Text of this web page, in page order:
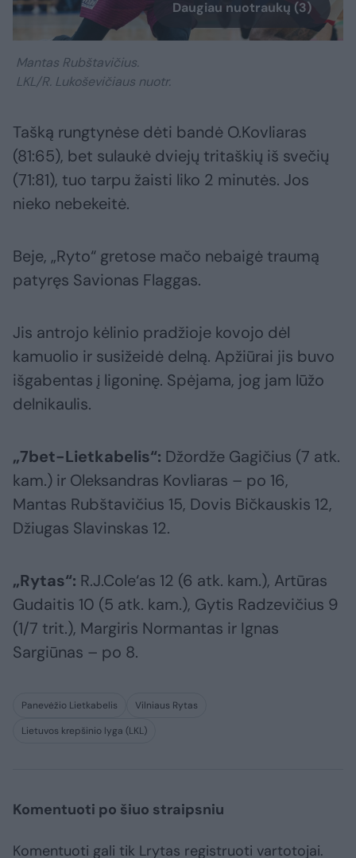
Daugiau nuotraukų (3)
Mantas Rubštavičius.
LKL/R. Lukoševičiaus nuotr.
Tašką rungtynėse dėti bandė O.Kovliaras
(81:65), bet sulaukė dviejų tritaškių iš svečių
(71:81), tuo tarpu žaisti liko 2 minutės. Jos
nieko nebekeitė.
Beje, „Ryto“ gretose mačo nebaigė traumą
patyręs Savionas Flaggas.
Jis antrojo kėlinio pradžioje kovojo dėl
kamuolio ir susižeidė delną. Apžiūrai jis buvo
išgabentas į ligoninę. Spėjama, jog jam lūžo
delnikaulis.
„7bet-Lietkabelis“: Džordže Gagičius (7 atk.
kam.) ir Oleksandras Kovliaras – po 16,
Mantas Rubštavičius 15, Dovis Bičkauskis 12,
Džiugas Slavinskas 12.
„Rytas“: R.J.Cole‘as 12 (6 atk. kam.), Artūras
Gudaitis 10 (5 atk. kam.), Gytis Radzevičius 9
(1/7 trit.), Margiris Normantas ir Ignas
Sargiūnas – po 8.
Panevėžio Lietkabelis
Vilniaus Rytas
Lietuvos krepšinio lyga (LKL)
Komentuoti po šiuo straipsniu
Komentuoti gali tik Lrytas registruoti vartotojai.